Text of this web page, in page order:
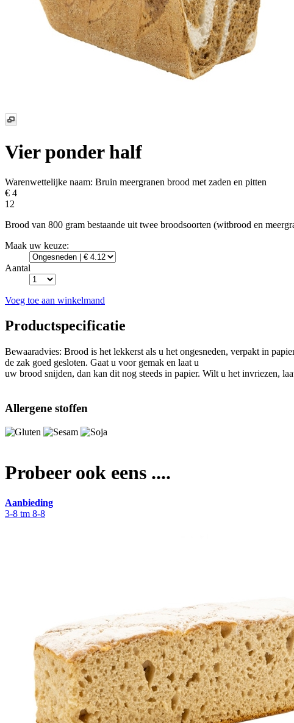
Vier ponder half
Warenwettelijke naam: Bruin meergranen brood met zaden en pitten
€ 4
12
Brood van 800 gram bestaande uit twee broodsoorten (witbrood en
Maak uw keuze:
Aantal
Voeg toe aan winkelmand
Productspecificatie
Bewaaradvies: Brood is het lekkerst als u het ongesneden, verpakt in
de zak goed gesloten. Gaat u voor gemak en laat u
uw brood snijden, dan kan dit nog steeds in papier. Wilt u het invriezen,
Allergene stoffen
Probeer ook eens ....
Aanbieding
3-8 tm 8-8